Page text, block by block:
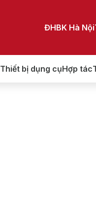
ĐHBK Hà Nội
Thiết bị dụng cụHợp tác